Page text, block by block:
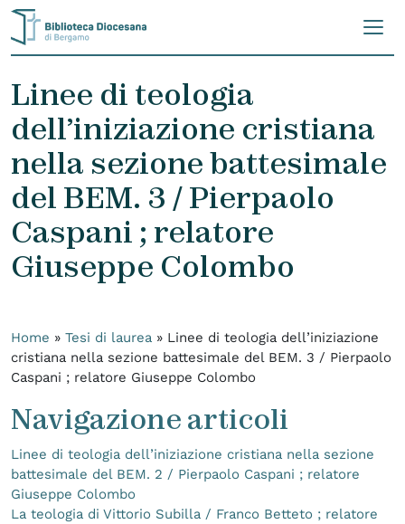
Skip to content
Linee di teologia
dell’iniziazione cristiana
nella sezione battesimale
del BEM. 3 / Pierpaolo
Caspani ; relatore
Giuseppe Colombo
Home » Tesi di laurea » Linee di teologia dell’iniziazione
cristiana nella sezione battesimale del BEM. 3 / Pierpaolo
Caspani ; relatore Giuseppe Colombo
Navigazione articoli
Linee di teologia dell’iniziazione cristiana nella sezione
battesimale del BEM. 2 / Pierpaolo Caspani ; relatore
Giuseppe Colombo
La teologia di Vittorio Subilla / Franco Betteto ; relatore